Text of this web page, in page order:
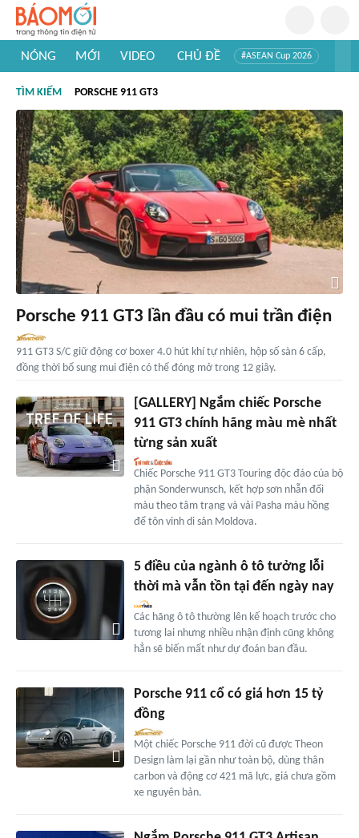
NÓNG MỚI VIDEO CHỦ ĐỀ #ASEAN Cup 2026
#Khám phá thế giới
TÌM KIẾM PORSCHE 911 GT3
Porsche 911 GT3 lần đầu có mui trần điện
911 GT3 S/C giữ động cơ boxer 4.0 hút khí tự nhiên, hộp số sàn 6 cấp,
đồng thời bổ sung mui điện có thể đóng mở trong 12 giây.
[GALLERY] Ngắm chiếc Porsche
911 GT3 chính hãng màu mè nhất
từng sản xuất
Chiếc Porsche 911 GT3 Touring độc đáo của bộ
phận Sonderwunsch, kết hợp sơn nhẫn đổi
màu theo tâm trạng và vải Pasha màu hồng
để tôn vinh di sản Moldova.
5 điều của ngành ô tô tưởng lỗi
thời mà vẫn tồn tại đến ngày nay
Các hãng ô tô thường lên kế hoạch trước cho
tương lai nhưng nhiều nhận định cũng không
hẳn sẽ biến mất như dự đoán ban đầu.
Porsche 911 cổ có giá hơn 15 tỷ
đồng
Một chiếc Porsche 911 đời cũ được Theon
Design làm lại gần như toàn bộ, dùng thân
carbon và động cơ 421 mã lực, giá chưa gồm
xe nguyên bản.